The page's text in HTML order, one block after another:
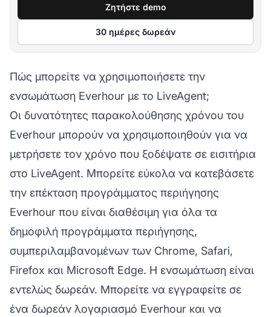
Ζητήστε demo
30 ημέρες δωρεάν
Πώς μπορείτε να χρησιμοποιήσετε την
ενσωμάτωση Everhour με το LiveAgent;
Οι δυνατότητες παρακολούθησης χρόνου του
Everhour μπορούν να χρησιμοποιηθούν για να
μετρήσετε τον χρόνο που ξοδέψατε σε εισιτήρια
στο LiveAgent. Μπορείτε εύκολα να κατεβάσετε
την επέκταση προγράμματος περιήγησης
Everhour που είναι διαθέσιμη για όλα τα
δημοφιλή προγράμματα περιήγησης,
συμπεριλαμβανομένων των Chrome, Safari,
Firefox και Microsoft Edge. Η ενσωμάτωση είναι
εντελώς δωρεάν. Μπορείτε να εγγραφείτε σε
ένα δωρεάν λογαριασμό Everhour και να